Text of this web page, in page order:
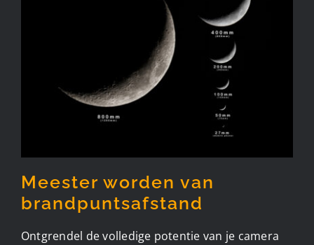
Meester worden van
brandpuntsafstand
Ontgrendel de volledige potentie van je camera